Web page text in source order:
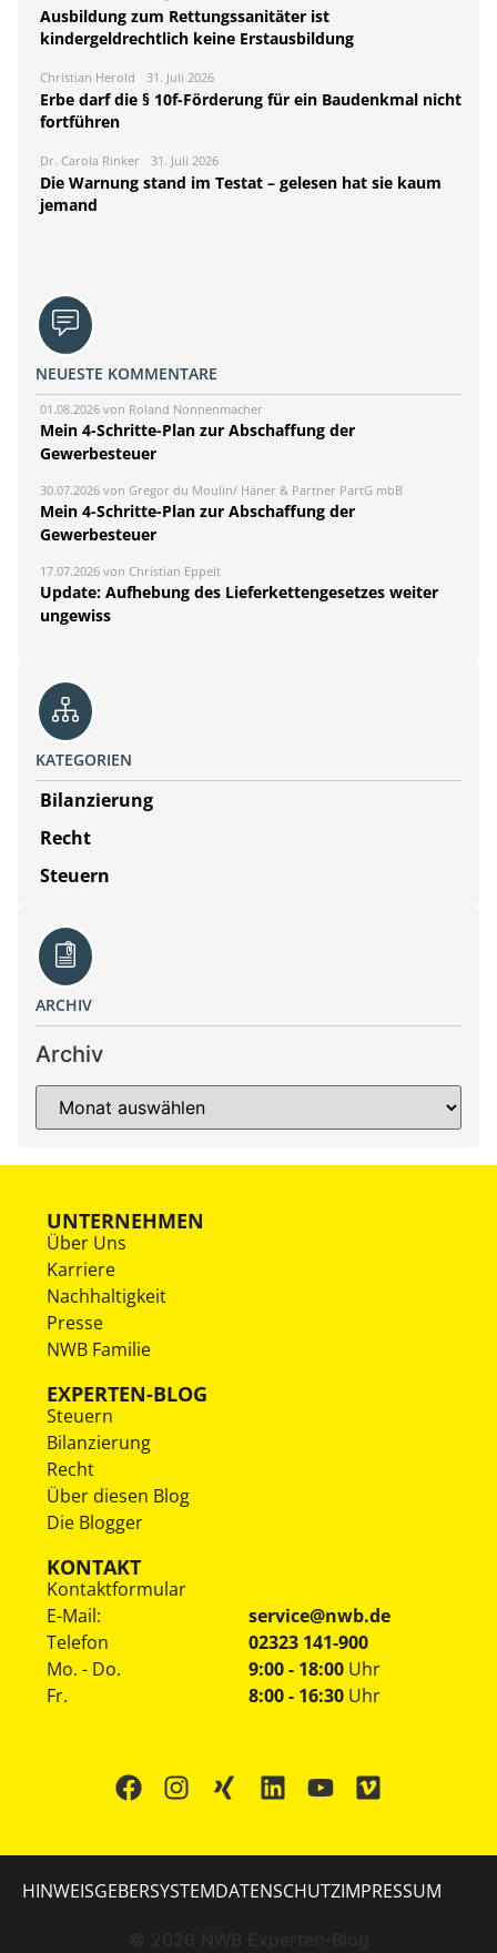
Ausbildung zum Rettungssanitäter ist
kindergeldrechtlich keine Erstausbildung
Christian Herold 31. Juli 2026
Erbe darf die § 10f-Förderung für ein Baudenkmal nicht
fortführen
Dr. Carola Rinker 31. Juli 2026
Die Warnung stand im Testat – gelesen hat sie kaum
jemand
NEUESTE KOMMENTARE
01.08.2026 von Roland Nonnenmacher
Mein 4-Schritte-Plan zur Abschaffung der
Gewerbesteuer
30.07.2026 von Gregor du Moulin/ Häner & Partner PartG mbB
Mein 4-Schritte-Plan zur Abschaffung der
Gewerbesteuer
17.07.2026 von Christian Eppelt
Update: Aufhebung des Lieferkettengesetzes weiter
ungewiss
KATEGORIEN
Bilanzierung
Recht
Steuern
ARCHIV
Archiv
UNTERNEHMEN
Über Uns
Karriere
Nachhaltigkeit
Presse
NWB Familie
EXPERTEN-BLOG
Steuern
Bilanzierung
Recht
Über diesen Blog
Die Blogger
KONTAKT
Kontaktformular
E-Mail:
service@nwb.de
Telefon
02323 141-900
Mo. - Do.
Fr.
9:00 - 18:00 Uhr
8:00 - 16:30 Uhr
© 2026 NWB Experten-Blog
HINWEISGEBERSYSTEMDATENSCHUTZIMPRESSUM